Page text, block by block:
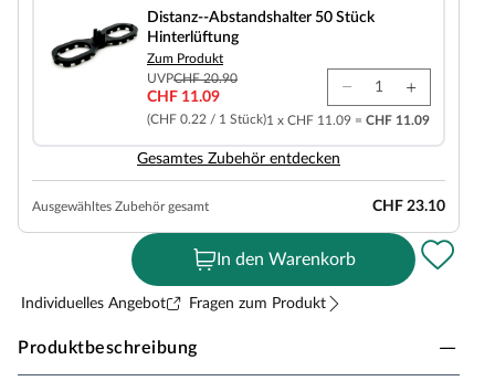
Distanz--Abstandshalter 50 Stück
Hinterlüftung
Zum Produkt
UVPCHF 20.90
CHF 11.09
(CHF 0.22 / 1 Stück)1 x CHF 11.09 = CHF 11.09
Gesamtes Zubehör entdecken
Ausgewähltes Zubehör gesamt CHF 23.10
In den Warenkorb
Individuelles Angebot Fragen zum Produkt
Produktbeschreibung